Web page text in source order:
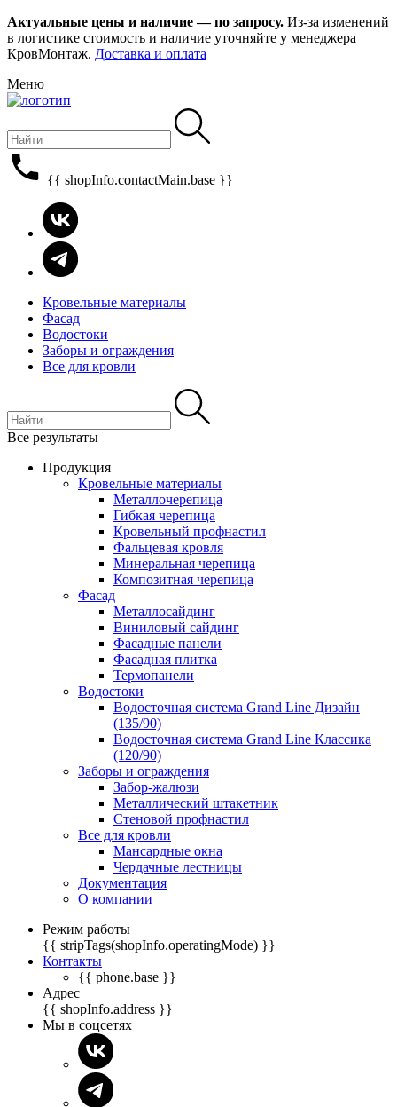
Актуальные цены и наличие — по запросу. Из-за изменений
в логистике стоимость и наличие уточняйте у менеджера
КровМонтаж. Доставка и оплата
Меню
{{ shopInfo.contactMain.base }}
Кровельные материалы
Фасад
Водостоки
Заборы и ограждения
Все для кровли
Все результаты
Продукция
Кровельные материалы
Металлочерепица
Гибкая черепица
Кровельный профнастил
Фальцевая кровля
Минеральная черепица
Композитная черепица
Фасад
Металлосайдинг
Виниловый сайдинг
Фасадные панели
Фасадная плитка
Термопанели
Водостоки
Водосточная система Grand Line Дизайн
(135/90)
Водосточная система Grand Line Классика
(120/90)
Заборы и ограждения
Забор-жалюзи
Металлический штакетник
Стеновой профнастил
Все для кровли
Мансардные окна
Чердачные лестницы
Документация
О компании
Режим работы
{{ stripTags(shopInfo.operatingMode) }}
Контакты
{{ phone.base }}
Адрес
{{ shopInfo.address }}
Мы в соцсетях